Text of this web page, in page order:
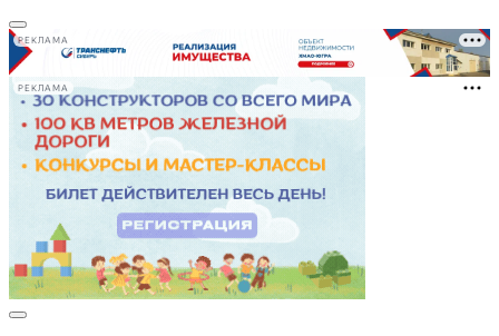
РЕКЛАМА
РЕКЛАМА